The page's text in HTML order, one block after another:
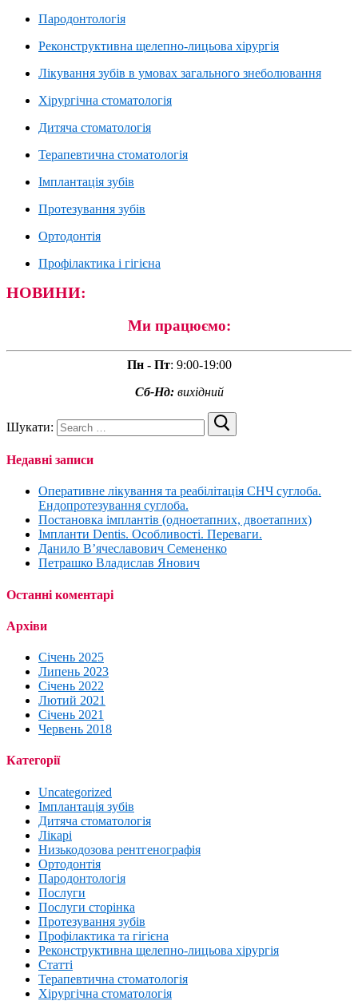
Пародонтологія
Реконструктивна щелепно-лицьова хірургія
Лікування зубів в умовах загального знеболювання
Хірургічна стоматологія
Дитяча стоматологія
Терапевтична стоматологія
Імплантація зубів
Протезування зубів
Ортодонтія
Профілактика і гігієна
НОВИНИ:
Ми працюємо:
Пн - Пт: 9:00-19:00
Сб-Нд:вихідний
Шукати:
Недавні записи
Оперативне лікування та реабілітація СНЧ суглоба.
Ендопротезування суглоба.
Постановка імплантів (одноетапних, двоетапних)
Імпланти Dentis. Особливості. Переваги.
Данило В’ячеславович Семененко
Петрашко Владислав Янович
Останні коментарі
Архіви
Січень 2025
Липень 2023
Січень 2022
Лютий 2021
Січень 2021
Червень 2018
Категорії
Uncategorized
Імплантація зубів
Дитяча стоматологія
Лікарі
Низькодозова рентгенографія
Ортодонтія
Пародонтологія
Послуги
Послуги сторінка
Протезування зубів
Профілактика та гігієна
Реконструктивна щелепно-лицьова хірургія
Статті
Терапевтична стоматологія
Хірургічна стоматологія